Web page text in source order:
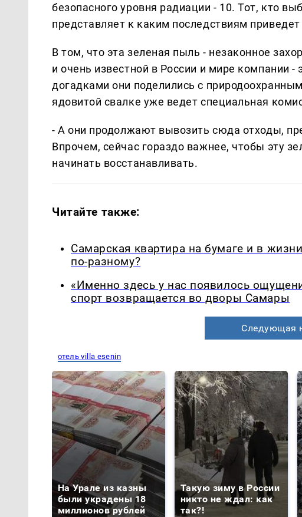
безопасного уровня радиации - 10. Тот, кто
представляет к каким последствиям
В том, что эта зеленая пыль - незаконное
и очень известной в России и мире компании
догадками они поделились с
ядовитой свалке уже ведет специальная
- А они продолжают вывозить сюда отходы,
Впрочем, сейчас гораздо важнее, чтобы эту
начинать восстанавливать.
Читайте также:
Самарская квартира на бумаге и в
по-разному?
«Именно здесь у нас появилось
спорт возвращается во дворы Самары
Следующая
отель villa esenin
На Урале из казны
были украдены 18
миллионов рублей
Такую зиму в России
никто не ждал: как
так?!